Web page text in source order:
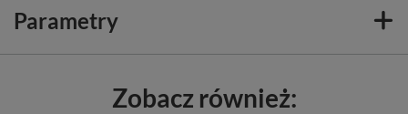
Parametry
Zobacz również: